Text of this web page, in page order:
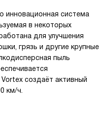
инновационная система
в некоторых
для улучшения
грязь и другие крупные
пыль
создаёт активный
км/ч.